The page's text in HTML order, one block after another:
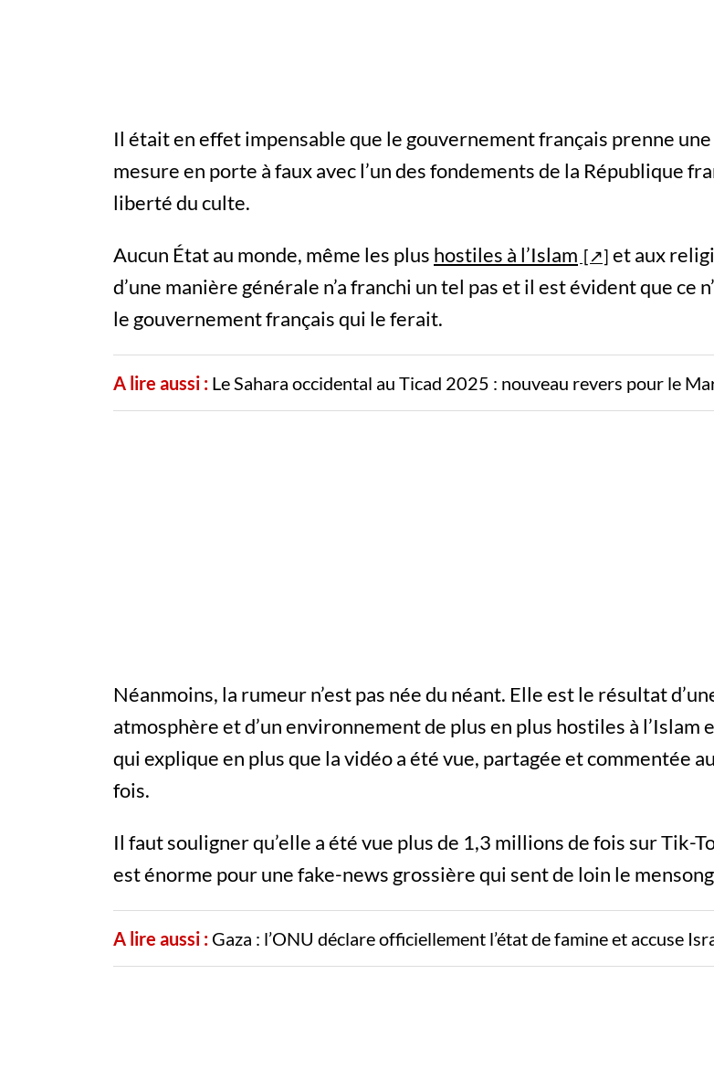
Il était en effet impensable que le gouvernement français prenne
mesure en porte à faux avec l’un des fondements de la République
liberté du culte.
Aucun État au monde, même les plus hostiles à l’Islam
et aux
d’une manière générale n’a franchi un tel pas et il est évident que ce
le gouvernement français qui le ferait.
A lire aussi : Le Sahara occidental au Ticad 2025 : nouveau revers pour le
Néanmoins, la rumeur n’est pas née du néant. Elle est le résultat
atmosphère et d’un environnement de plus en plus hostiles à l’Islam
qui explique en plus que la vidéo a été vue, partagée et commentée
fois.
Il faut souligner qu’elle a été vue plus de 1,3 millions de fois sur Tik-
est énorme pour une fake-news grossière qui sent de loin le
A lire aussi : Gaza : l’ONU déclare officiellement l’état de famine et accuse